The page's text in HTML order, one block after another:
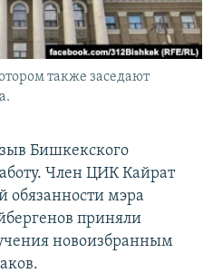
также заседают
Бишкекского
Член ЦИК Кайрат
мэра
приняли
новоизбранным